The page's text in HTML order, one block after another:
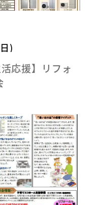
)
応援】リフォ